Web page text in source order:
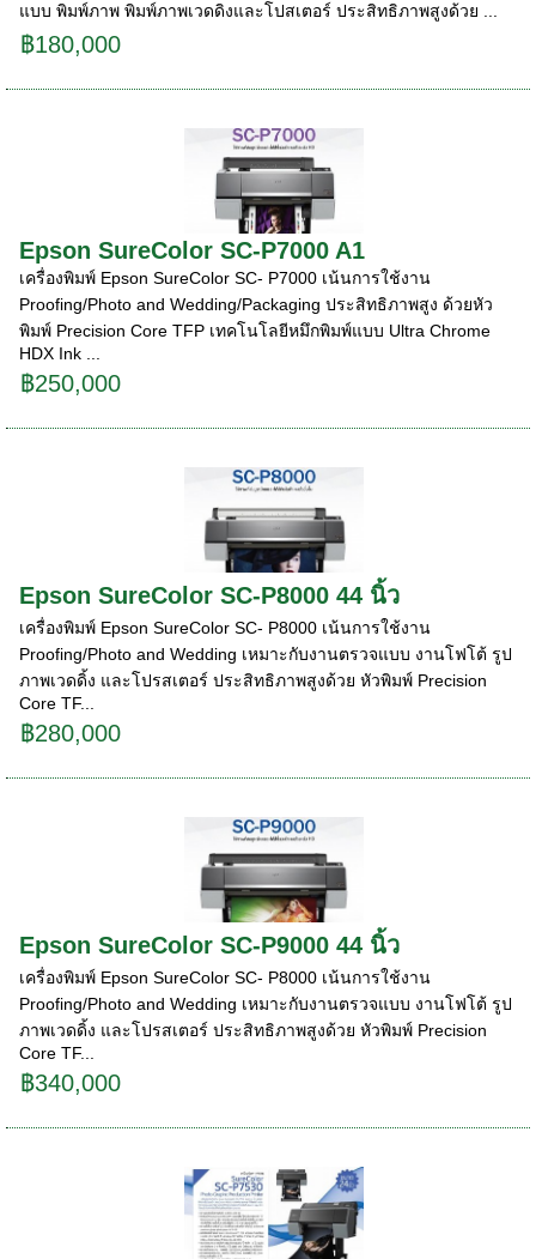
แบบ พิมพ์ภาพ พิมพ์ภาพเวดดิงและโปสเตอร์ ประสิทธิภาพสูงด้วย ...
฿180,000
Epson SureColor SC-P7000 A1
เครื่องพิมพ์ Epson SureColor SC- P7000 เน้นการใช้งาน
Proofing/Photo and Wedding/Packaging ประสิทธิภาพสูง ด้วยหัว
พิมพ์ Precision Core TFP เทคโนโลยีหมึกพิมพ์แบบ Ultra Chrome
HDX Ink ...
฿250,000
Epson SureColor SC-P8000 44 นิ้ว
เครื่องพิมพ์ Epson SureColor SC- P8000 เน้นการใช้งาน
Proofing/Photo and Wedding เหมาะกับงานตรวจแบบ งานโฟโต้ รูป
ภาพเวดดิ้ง และโปรสเตอร์ ประสิทธิภาพสูงด้วย หัวพิมพ์ Precision
Core TF...
฿280,000
Epson SureColor SC-P9000 44 นิ้ว
เครื่องพิมพ์ Epson SureColor SC- P8000 เน้นการใช้งาน
Proofing/Photo and Wedding เหมาะกับงานตรวจแบบ งานโฟโต้ รูป
ภาพเวดดิ้ง และโปรสเตอร์ ประสิทธิภาพสูงด้วย หัวพิมพ์ Precision
Core TF...
฿340,000